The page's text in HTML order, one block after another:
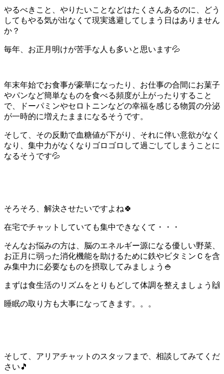
やるべきこと、やりたいことなどはたくさんあるのに、どう
してもやる気が出なくて現実逃避してしまう日はありません
か？
毎年、お正月明けが苦手な人も多いと思います💦
年末年始でお食事が豪華になったり、お仕事の合間にお菓子
やパンなど簡単なものを食べる頻度が上がったりすること
で、ドーパミンやセロトニンなどの幸福を感じる物質の分泌
が一時的に増えたままになるそうです。
そして、その反動で血糖値が下がり、それに伴い意欲がなく
なり、集中力がなくなりゴロゴロして過ごしてしまうことに
なるそうです💦
そろそろ、解決させたいですよね🍀
在宅でチャットしていても集中できなくて・・・
そんなお悩みの方は、脳のエネルギー源になる優しい野菜、
お正月に弱った消化機能を助けるために鉄やビタミンＣを含
み集中力に必要なものを摂取してみましょう🍚
まずは食生活のリズムをとりもどして体調を整えましょう🙌
睡眠の取り方も大事になってきます。。。
そして、アリアチャットのスタッフまで、相談してみてくだ
さい🎵